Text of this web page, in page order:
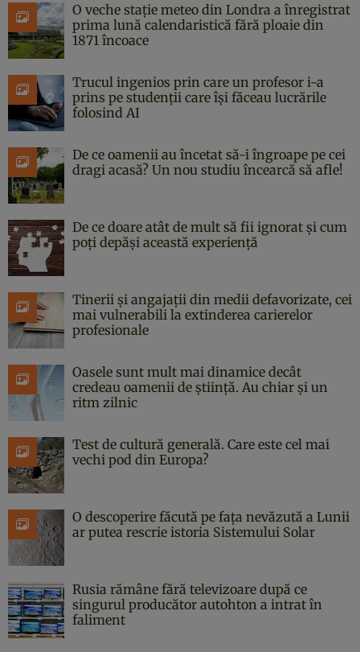
O veche stație meteo din Londra a înregistrat
prima lună calendaristică fără ploaie din
1871 încoace
Trucul ingenios prin care un profesor i-a
prins pe studenții care își făceau lucrările
folosind AI
De ce oamenii au încetat să-i îngroape pe cei
dragi acasă? Un nou studiu încearcă să afle!
De ce doare atât de mult să fii ignorat și cum
poți depăși această experiență
Tinerii și angajații din medii defavorizate, cei
mai vulnerabili la extinderea carierelor
profesionale
Oasele sunt mult mai dinamice decât
credeau oamenii de știință. Au chiar și un
ritm zilnic
Test de cultură generală. Care este cel mai
vechi pod din Europa?
O descoperire făcută pe fața nevăzută a Lunii
ar putea rescrie istoria Sistemului Solar
Rusia rămâne fără televizoare după ce
singurul producător autohton a intrat în
faliment